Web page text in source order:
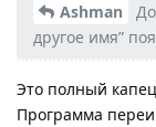
Ashman
другое имя”
Это полный
Программа